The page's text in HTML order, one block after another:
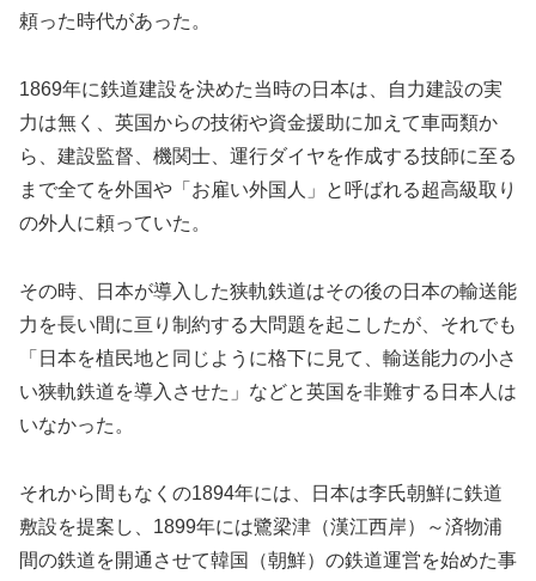
頼った時代があった。
1869年に鉄道建設を決めた当時の日本は、自力建設の実
力は無く、英国からの技術や資金援助に加えて車両類か
ら、建設監督、機関士、運行ダイヤを作成する技師に至る
まで全てを外国や「お雇い外国人」と呼ばれる超高級取り
の外人に頼っていた。
その時、日本が導入した狭軌鉄道はその後の日本の輸送能
力を長い間に亘り制約する大問題を起こしたが、それでも
「日本を植民地と同じように格下に見て、輸送能力の小さ
い狭軌鉄道を導入させた」などと英国を非難する日本人は
いなかった。
それから間もなくの1894年には、日本は李氏朝鮮に鉄道
敷設を提案し、1899年には鷺梁津（漢江西岸）～済物浦
間の鉄道を開通させて韓国（朝鮮）の鉄道運営を始めた事